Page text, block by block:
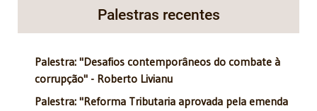
Palestras recentes
Palestra: "Desafios contemporâneos do combate à
corrupção" - Roberto Livianu
Palestra: "Reforma Tributaria aprovada pela emenda